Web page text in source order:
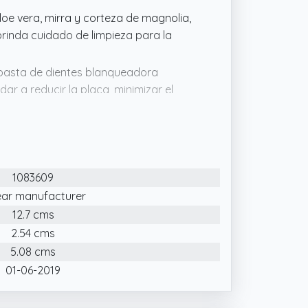
vera, mirra y corteza de magnolia,
cuidado de limpieza para la
de dientes blanqueadora
a reducir la placa, minimizar el
con tiza natural, evitando
con un refrescante sabor a
1083609
manufacturer
12.7 cms
2.54 cms
5.08 cms
01-06-2019